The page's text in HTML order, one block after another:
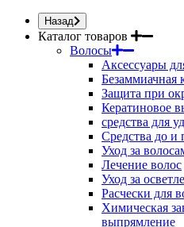
Назад
Каталог товаров
Волосы
Аксессуары
Безаммиачная
Защита при
Кератиновое
средства для
Средства до и
Уход за
Лечение волос
Уход за
Расчески для
Химическая
выпрямление